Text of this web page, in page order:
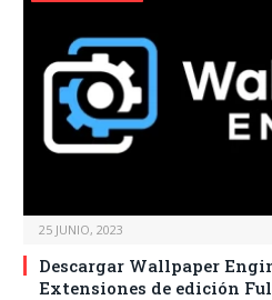
25 JUNIO, 2023
Descargar Wallpaper
Extensiones de edición